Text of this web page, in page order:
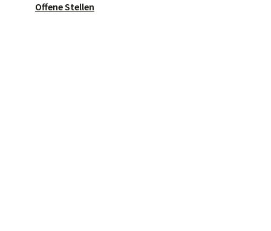
Offene Stellen